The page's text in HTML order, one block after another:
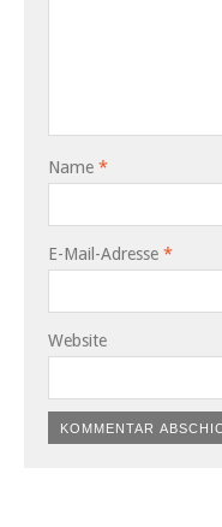
Name *
E-Mail-Adresse *
Website